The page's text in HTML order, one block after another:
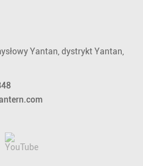
Yantan, dystrykt Yantan,